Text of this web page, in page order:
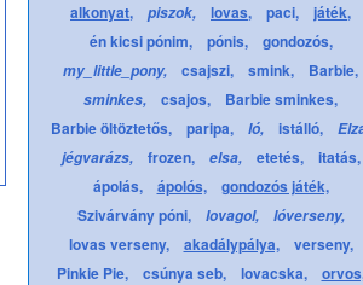
alkonyat, piszok, lovas, paci,
játék,
én kicsi pónim,
pónis, gondozós,
my_little_pony, csajszi, smink, Barbie,
sminkes, csajos,
Barbie sminkes,
Barbie öltöztetős,
paripa, ló, istálló,
jégvarázs,
frozen, elsa, etetés,
itatás,
ápolás,
ápolós,
gondozós játék,
Szivárvány póni,
lovagol, lóverseny,
lovas verseny, akadálypálya,
verseny,
Pinkie Pie,
csúnya seb, lovacska,